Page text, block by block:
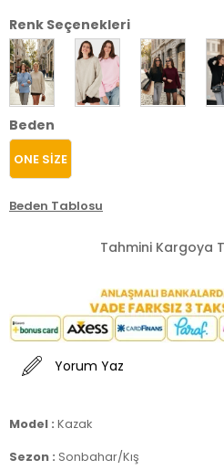
Renk Seçenekleri
Beden
ONE SİZE
Beden Tablosu
Tahmini Kargoya
Yorum Yaz
Model : Kazak
Sezon : Sonbahar/Kış